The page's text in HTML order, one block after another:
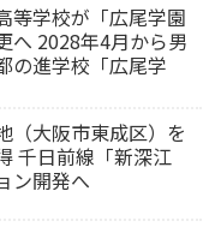
等学校が「広尾学園
へ 2028年4月から男
の進学校「広尾学
（大阪市東成区）を
千日前線「新深江
ン開発へ